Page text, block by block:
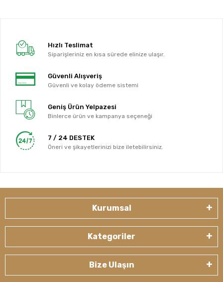
Hızlı Teslimat
Siparişleriniz en kısa sürede elinize ulaşır.
Güvenli Alışveriş
Güvenli ve kolay ödeme sistemi
Geniş Ürün Yelpazesi
Binlerce ürün ve kampanya seçeneği
7 / 24 DESTEK
Öneri ve şikayetlerinizi bize iletebilirsiniz.
Kurumsal
Kategoriler
Bize Ulaşın